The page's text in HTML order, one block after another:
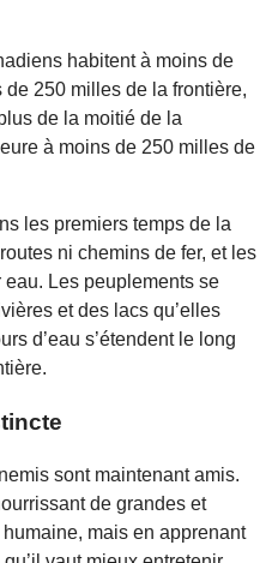
habitent à moins de
250 milles de la frontière,
de la moitié de la
à moins de 250 milles de
les premiers temps de la
ni chemins de fer, et les
Les peuplements se
et des lacs qu’elles
d’eau s’étendent le long
sont maintenant amis.
de grandes et
mais en apprenant